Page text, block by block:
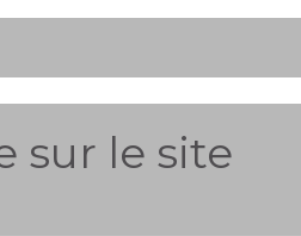
sur le site